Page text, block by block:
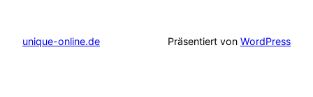
unique-online.de Präsentiert von WordPress